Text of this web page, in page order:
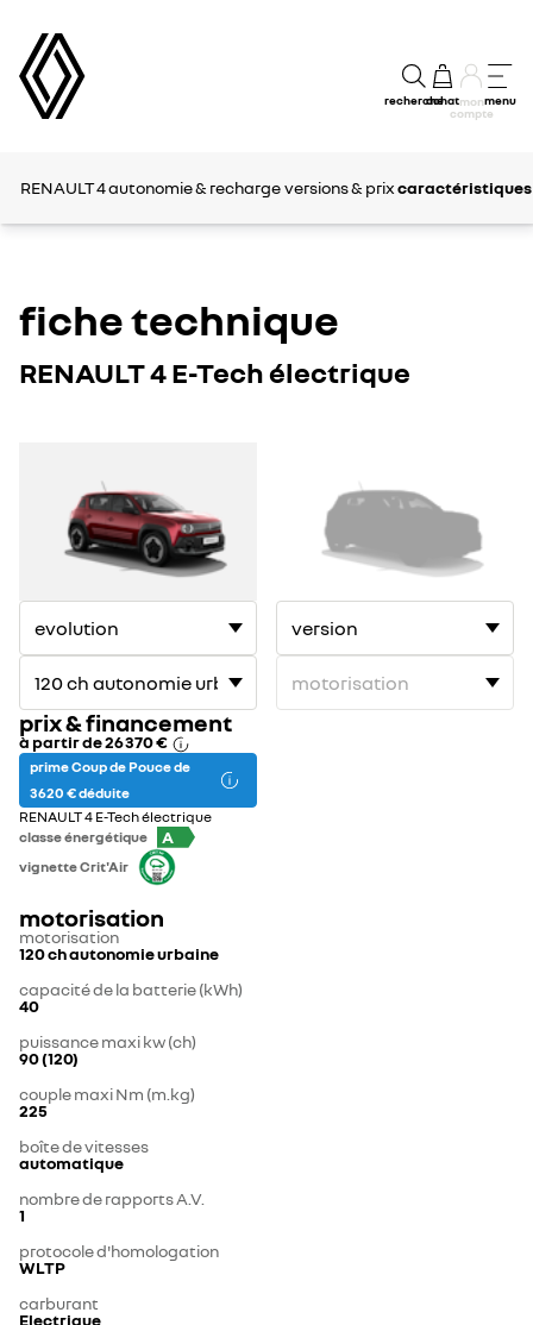
rechercheachatmon
compte
menu
RENAULT 4autonomie & recharge versions & prixcaractéristiques
fiche technique
RENAULT 4 E-Tech électrique
prix & financement
à partir de26 370 €
prime Coup de Pouce de
3 620 € déduite
RENAULT 4 E-Tech électrique
classe énergétique
A
vignette Crit'Air
motorisation
motorisation
120 ch autonomie urbaine
capacité de la batterie (kWh)
40
puissance maxi kw (ch)
90 (120)
couple maxi Nm (m.kg)
225
boîte de vitesses
automatique
nombre de rapports A.V.
1
protocole d'homologation
WLTP
carburant
Electrique